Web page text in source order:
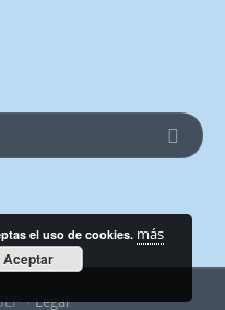
·Legal
el uso de cookies. más
Aceptar